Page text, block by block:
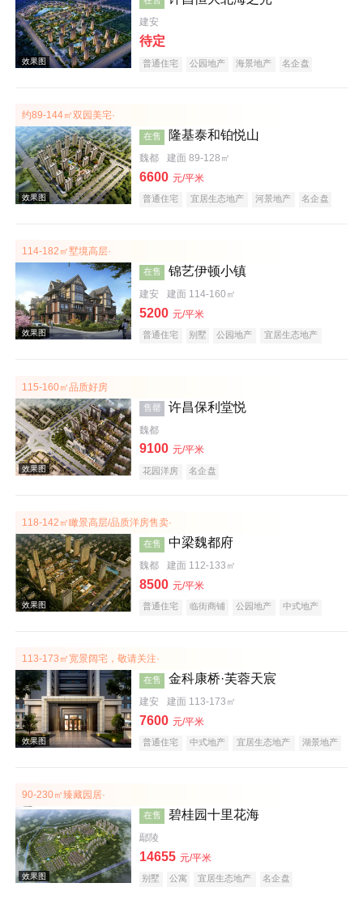
效果图
效果图
效果图
建安
待定
普通住宅 公园地产 海景地产 名企盘
约89-144㎡双园美宅·
效果图
在售 隆基泰和铂悦山
魏都 建面 89-128㎡
6600 元/平米
普通住宅 宜居生态地产 河景地产 名企盘
114-182㎡墅境高层·
在售 锦艺伊顿小镇
建安 建面 114-160㎡
5200 元/平米
普通住宅 别墅 公园地产
宜居生态地产
115-160㎡品质好房
售罄 许昌保利堂悦
魏都
9100 元/平米
花园洋房 名企盘
118-142㎡瞰景高层/品质洋房售卖·
在售 中梁魏都府
魏都 建面 112-133㎡
8500 元/平米
普通住宅 临街商铺 公园地产
中式地产
113-173㎡宽景阔宅，敬请关注·
在售 金科康桥·芙蓉天宸
建安 建面 113-173㎡
7600 元/平米
普通住宅 中式地产 宜居生态地产
湖景地产
90-230㎡臻藏园居·
在售 碧桂园十里花海
鄢陵
14655 元/平米
别墅 公寓 宜居生态地产 名企盘